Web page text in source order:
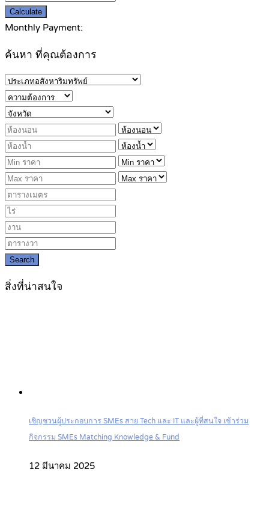
Calculate
Monthly Payment:
ค้นหา ที่คุณต้องการ
Search
สิ่งที่น่าสนใจ
เชิญชวนผู้ประกอบการ SMEs สาย Tech และ IT และผู้ที่สนใจ เข้าร่วม
กิจกรรม SMEs Matching Knowledge & Fund
12 มีนาคม 2025